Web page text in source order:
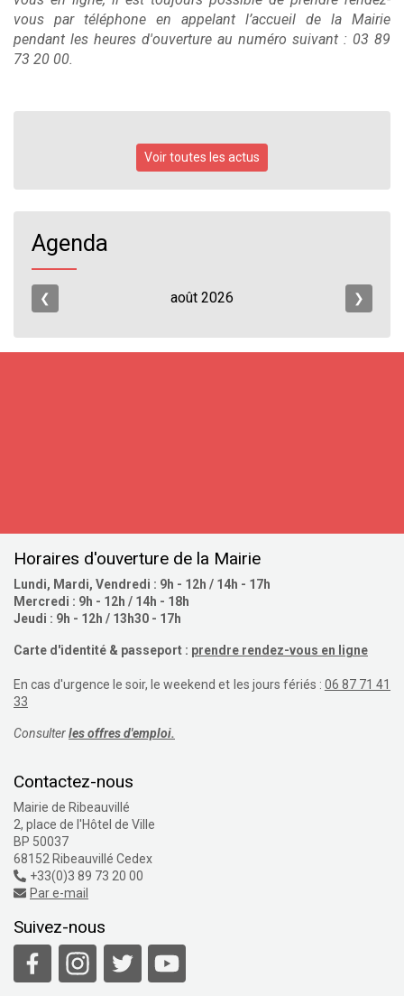
vous par téléphone en appelant l’accueil de la Mairie
pendant les heures d'ouverture au numéro suivant : 03 89
73 20 00.
Voir toutes les actus
Agenda
❮ août 2026 ❯
Horaires d'ouverture de la Mairie
Lundi, Mardi, Vendredi : 9h - 12h / 14h - 17h
Mercredi : 9h - 12h / 14h - 18h
Jeudi : 9h - 12h / 13h30 - 17h
Carte d'identité & passeport : prendre rendez-vous en ligne
En cas d'urgence le soir, le weekend et les jours fériés : 06 87 71 41
33
Consulterles offres d'emploi.
Contactez-nous
Mairie de Ribeauvillé
2, place de l'Hôtel de Ville
BP 50037
68152 Ribeauvillé Cedex
+33(0)3 89 73 20 00
Par e-mail
Suivez-nous